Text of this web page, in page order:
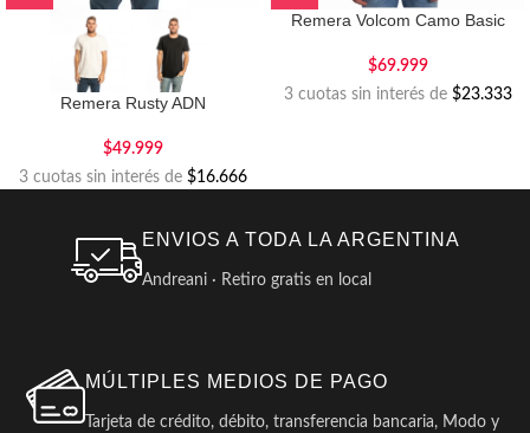
Remera Rusty ADN
$49.999
3 cuotas sin interés de $16.666
Remera Volcom Camo Basic
$69.999
3 cuotas sin interés de $23.333
ENVIOS A TODA LA ARGENTINA
Andreani · Retiro gratis en local
MÚLTIPLES MEDIOS DE PAGO
Tarjeta de crédito, débito, transferencia bancaria, Modo y